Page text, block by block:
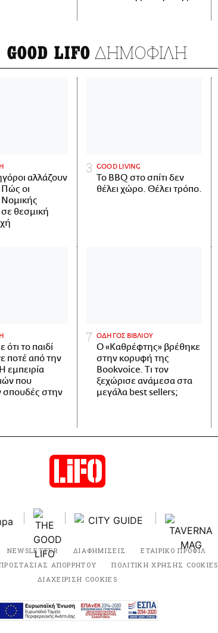
LIFO ΔΗΜΟΦΙΛΗ
αλλάζουν
Πώς οι
θεσμική
GOOD LIVING
Το BBQ στο σπίτι δεν
θέλει χώρο. Θέλει τρόπο.
το παιδί
ποτέ από την
εμπειρία
που
σπουδές στην
ΟΔΗΓΟΣ ΒΙΒΛΙΟΥ
Ο «Καθρέφτης» βρέθηκε
στην κορυφή της
Bookvoice. Τι τον
ξεχώρισε ανάμεσα στα
μεγάλα best sellers;
NEWSLETTER ΔΙΑΦΗΜΙΣΕΙΣ ΕΤΑΙΡΙΚΟ ΠΡΟΦΙΛ
ΑΠΟΡΡΗΤΟΥ
ΠΟΛΙΤΙΚΗ ΧΡΗΣΗΣ COOKIES
ΔΙΑΧΕΙΡΙΣΗ COOKIES